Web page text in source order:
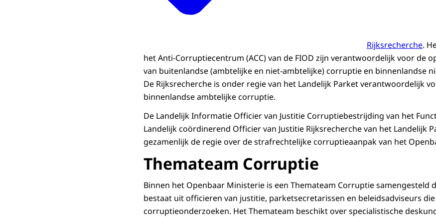
Rijksrecherche.
het Anti-Corruptiecentrum (ACC) van de FIOD zijn verantwoordelijk voor de
van buitenlandse (ambtelijke en niet-ambtelijke) corruptie en binnenlandse
De Rijksrecherche is onder regie van het Landelijk Parket verantwoordelijk
binnenlandse ambtelijke corruptie.
De Landelijk Informatie Officier van Justitie Corruptiebestrijding van het
Landelijk coördinerend Officier van Justitie Rijksrecherche van het Landelijk
gezamenlijk de regie over de strafrechtelijke corruptieaanpak van het
Themateam Corruptie
Binnen het Openbaar Ministerie is een Themateam Corruptie samengesteld
bestaat uit officieren van justitie, parketsecretarissen en beleidsadviseurs
corruptieonderzoeken. Het Themateam beschikt over specialistische